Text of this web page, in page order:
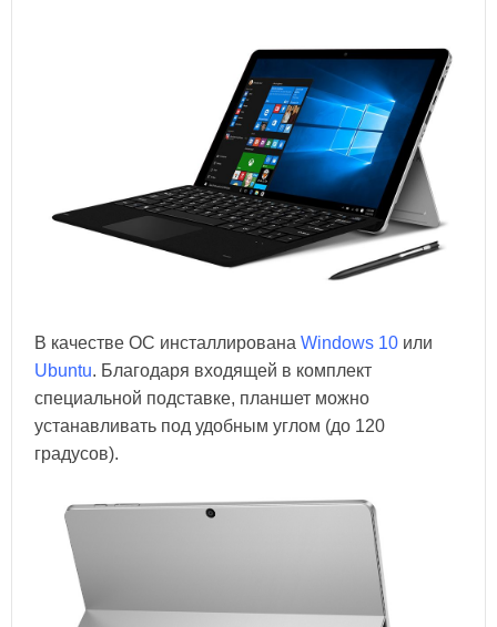
В качестве ОС инсталлирована Windows 10 или
Ubuntu. Благодаря входящей в комплект
специальной подставке, планшет можно
устанавливать под удобным углом (до 120
градусов).